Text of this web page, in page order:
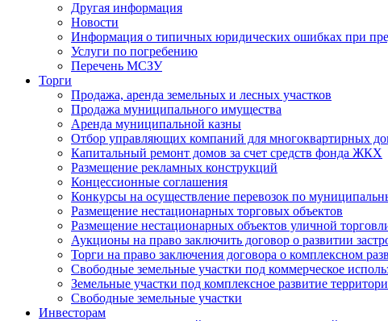
Другая информация
Новости
Информация о типичных юридических ошибках при
Услуги по погребению
Перечень МСЗУ
Торги
Продажа, аренда земельных и лесных участков
Продажа муниципального имущества
Аренда муниципальной казны
Отбор управляющих компаний для многоквартирных
Капитальный ремонт домов за счет средств фонда ЖКХ
Размещение рекламных конструкций
Концессионные соглашения
Конкурсы на осуществление перевозок по
Размещение нестационарных торговых объектов
Размещение нестационарных объектов уличной
Аукционы на право заключить договор о развитии
Торги на право заключения договора о комплексном
Свободные земельные участки под коммерческое
Земельные участки под комплексное развитие
Свободные земельные участки
Инвесторам